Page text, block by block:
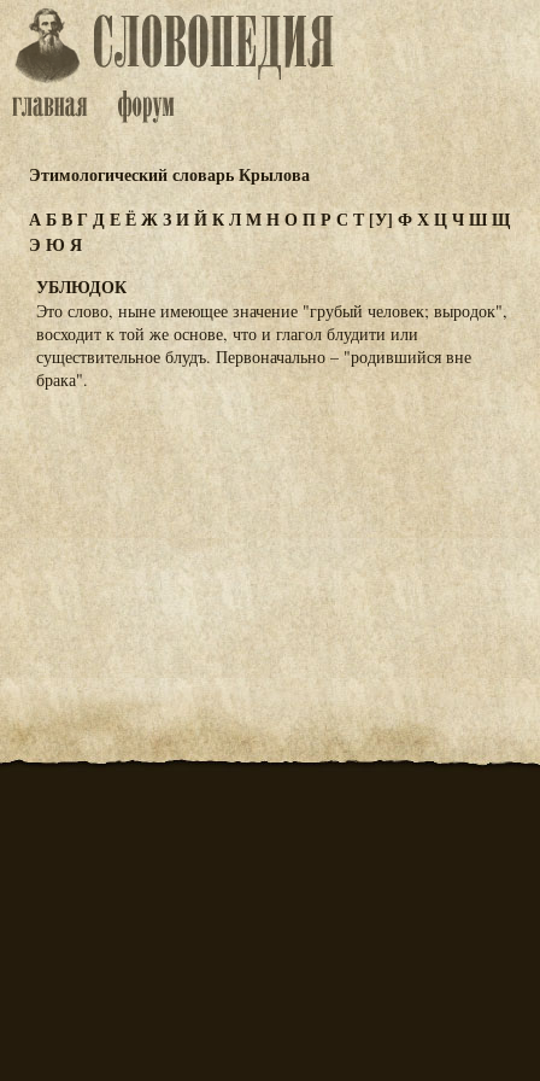
Этимологический словарь Крылова
АБВГДЕЁЖЗИЙКЛМНОПРСТ[У]ФХЦЧШЩ
Э Ю Я
УБЛЮДОК
Это слово, ныне имеющее значение "грубый человек; выродок",
восходит к той же основе, что и глагол блудити или
существительное блудъ. Первоначально – "родившийся вне
брака".